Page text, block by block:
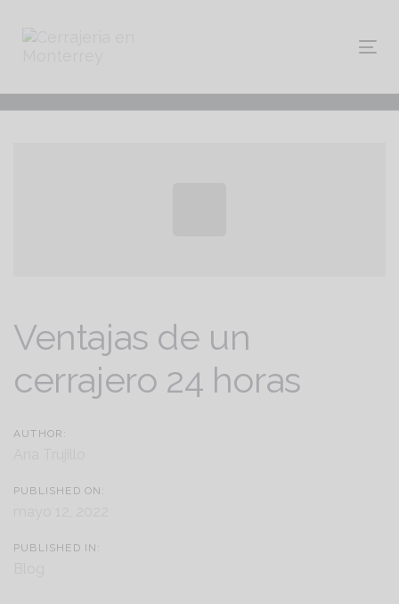
primary
content
Ventajas de un
cerrajero 24 horas
AUTHOR:
PUBLISHED ON:
PUBLISHED IN: